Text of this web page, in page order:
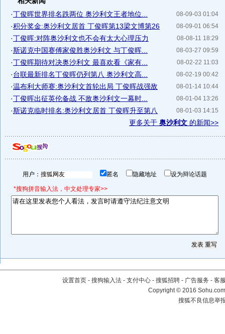
08-09-03 01:04
·丁俊晖世界排名跌两位 奥沙利文王者地位...
08-09-01 06:54
·积分奖金:奥沙利文居首 丁俊晖第13梁文博第26
08-08-11 18:29
·丁俊晖:对阵奥沙利文也不会有太大心理压力
08-03-27 09:59
·斯诺克中国赛傅家俊胜奥沙利文 与丁俊晖...
08-02-22 11:03
·丁俊晖期待对决奥沙利文 最喜欢看《家有...
08-02-19 00:42
·台联最新排名丁俊晖仍列第八 奥沙利文高...
08-01-14 10:44
·温布利大师赛:奥沙利文首轮出局 丁俊晖战强敌
08-01-04 13:26
·丁俊晖出征英伦备战 不敌奥沙利文一幕时...
08-01-03 14:15
·斯诺克临时排名:奥沙利文居首 丁俊晖升至第八
更多关于 奥沙利文 的新闻>>
用户： 匿名 隐藏地址 设为辩论话题
*搜狗拼音输入法，中文处理专家>>
设置首页 - 搜狗输入法 - 支付中心 - 搜狐招聘 - 广告服务 - 客
Copyright©2016
搜狐不良信息举